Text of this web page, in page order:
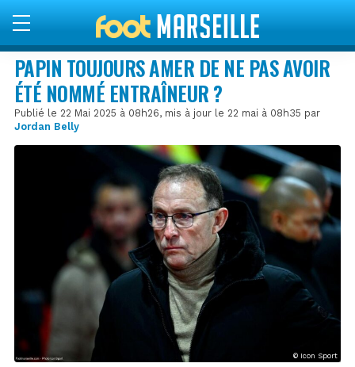
PAPIN TOUJOURS AMER DE NE PAS AVOIR
ÉTÉ NOMMÉ ENTRAÎNEUR ?
Publié le 22 Mai 2025 à 08h26, mis à jour le 22 mai à 08h35 par
Jordan Belly
© Icon Sport